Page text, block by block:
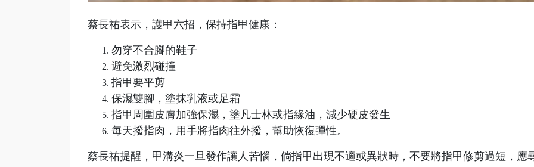
蔡長祐表示，護甲六招，保持指甲健康：
勿穿不合腳的鞋子
避免激烈碰撞
指甲要平剪
保濕雙腳，塗抹乳液或足霜
指甲周圍皮膚加強保濕，塗凡士林或指緣油，減少硬皮發生
每天撥指肉，用手將指肉往外撥，幫助恢復彈性。
蔡長祐提醒，甲溝炎一旦發作讓人苦惱，倘指甲出現不適或異狀時，不要將指甲修剪過短，應